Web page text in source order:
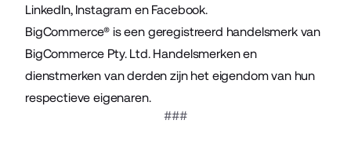
LinkedIn, Instagramen Facebook.
BigCommerce® is een geregistreerd handelsmerk van
BigCommerce Pty. Ltd. Handelsmerken en
dienstmerken van derden zijn het eigendom van hun
respectieve eigenaren.
###